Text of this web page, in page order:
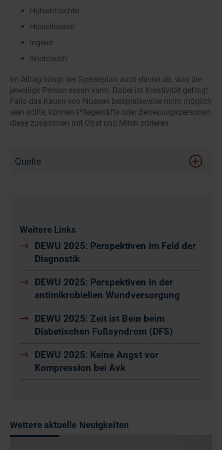
Hülsenfrüchte
Heidelbeeren
Ingwer
Knoblauch
Im Alltag hängt der Speiseplan auch davon ab, was die
jeweilige Person essen kann. Dabei ist Kreativität gefragt.
Falls das Kauen von Nüssen beispielsweise nicht möglich
sein sollte, können Pflegekräfte oder Betreuungspersonen
diese zusammen mit Obst und Milch pürieren.
Quelle
Weitere Links
DEWU 2025: Perspektiven im Feld der
Diagnostik
DEWU 2025: Perspektiven in der
antimikrobiellen Wundversorgung
DEWU 2025: Zeit ist Bein beim
Diabetischen Fußsyndrom (DFS)
DEWU 2025: Keine Angst vor
Kompression bei Avk
Weitere aktuelle Neuigkeiten